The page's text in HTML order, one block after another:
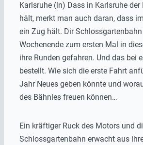
Karlsruhe (ln) Dass in Karlsruhe der
hält, merkt man auch daran, dass
ein Zug hält. Dir
Wochenende zum ersten Mal in
ihre Runden gefahren. Und das bei
bestellt. Wie sich die erste Fahrt
Jahr Neues geben könnte und
des Bähnles freuen können…
Ein kräftiger Ruck des Motors und
Schlossgartenbahn erwacht aus